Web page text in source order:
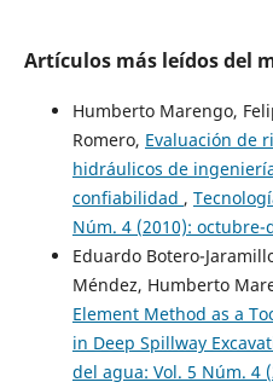
Artículos más leídos del
Humberto Marengo,
Romero, Evaluación de
hidráulicos de
confiabilidad ,
Núm. 4 (2010):
Eduardo Botero-
Méndez, Humberto
Element Method as a
in Deep Spillway
del agua: Vol. 5 Núm. 4